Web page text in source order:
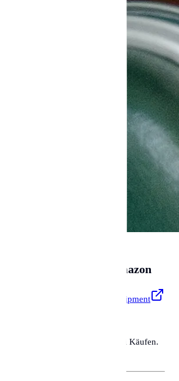
auf Amazon
Profi-Werkzeug & Equipment
erhalten eine kleine Provision bei Käufen.
🛒